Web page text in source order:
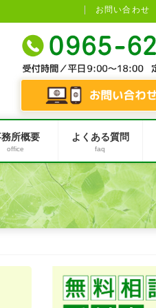
お問い合わせ
所概要
office
よくある質問
faq